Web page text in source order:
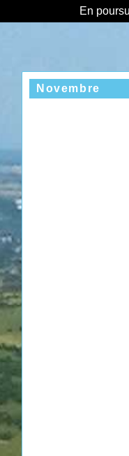
En
Novembre